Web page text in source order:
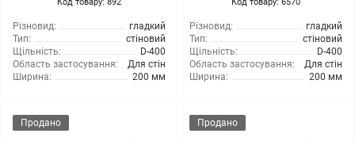
Різновид:
гладкий
Тип:
стіновий
Щільність:
D-400
Область застосування:
Для стін
Ширина:
200 мм
Різновид:
гладкий
Тип:
стіновий
Щільність:
D-400
Область застосування:
Для стін
Ширина:
200 мм
Продано Продано